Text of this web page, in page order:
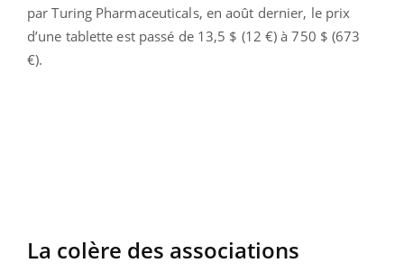
par Turing Pharmaceuticals, en août dernier, le prix
d’une tablette est passé de 13,5 $ (12 €) à 750 $ (673
€).
La colère des associations